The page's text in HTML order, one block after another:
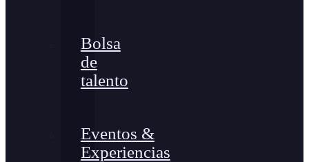
Bolsa
de
talento
Eventos &
Experiencias